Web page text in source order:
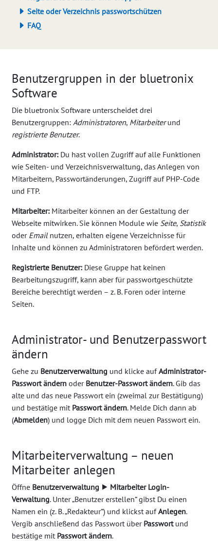
Seite oder Verzeichnis passwortschützen
FAQ
Benutzergruppen in der bluetronix
Software
Die bluetronix Software unterscheidet drei
Benutzergruppen: Administratoren, Mitarbeiterund
registrierte Benutzer.
Administrator: Du hast vollen Zugriff auf alle Funktionen
wie Seiten- und Verzeichnisverwaltung, das Anlegen von
Mitarbeitern, Passwortänderungen, Zugriff auf PHP-Code
und FTP.
Mitarbeiter: Mitarbeiter können an der Gestaltung der
Webseite mitwirken. Sie können Module wie Seite, Statistik
oder Emailnutzen, erhalten eigene Verzeichnisse für
Inhalte und können zu Administratoren befördert werden.
Registrierte Benutzer: Diese Gruppe hat keinen
Bearbeitungszugriff, kann aber für passwortgeschützte
Bereiche berechtigt werden – z. B. Foren oder interne
Seiten.
Administrator- und Benutzerpasswort
ändern
Gehe zu Benutzerverwaltung und klicke aufAdministrator-
Passwort ändern oder Benutzer-Passwort ändern. Gib das
alte und das neue Passwort ein (zweimal zur Bestätigung)
und bestätige mit Passwort ändern. Melde Dich dann ab
(Abmelden) und logge Dich mit dem neuen Passwort ein.
Mitarbeiterverwaltung – neuen
Mitarbeiter anlegen
Öffne Benutzerverwaltung ⯈ Mitarbeiter Login-
Verwaltung. Unter „Benutzer erstellen“ gibst Du einen
Namen ein (z. B. „Redakteur“) und klickst aufAnlegen.
Vergib anschließend das Passwort über Passwortund
bestätige mit Passwort ändern.